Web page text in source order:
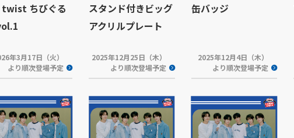
ちびぐる
年3月17日（火）
より順次登場予定
スタンド付きビッグ
アクリルプレート
2025年12月25日（木）
より順次登場予定
缶バッジ
2025年12月4日（木）
より順次登場予定